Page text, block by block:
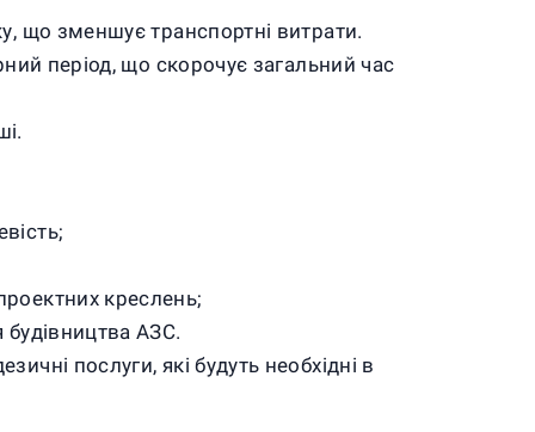
що зменшує транспортні витрати.
період, що скорочує загальний час
креслень;
будівництва АЗС.
послуги, які будуть необхідні в